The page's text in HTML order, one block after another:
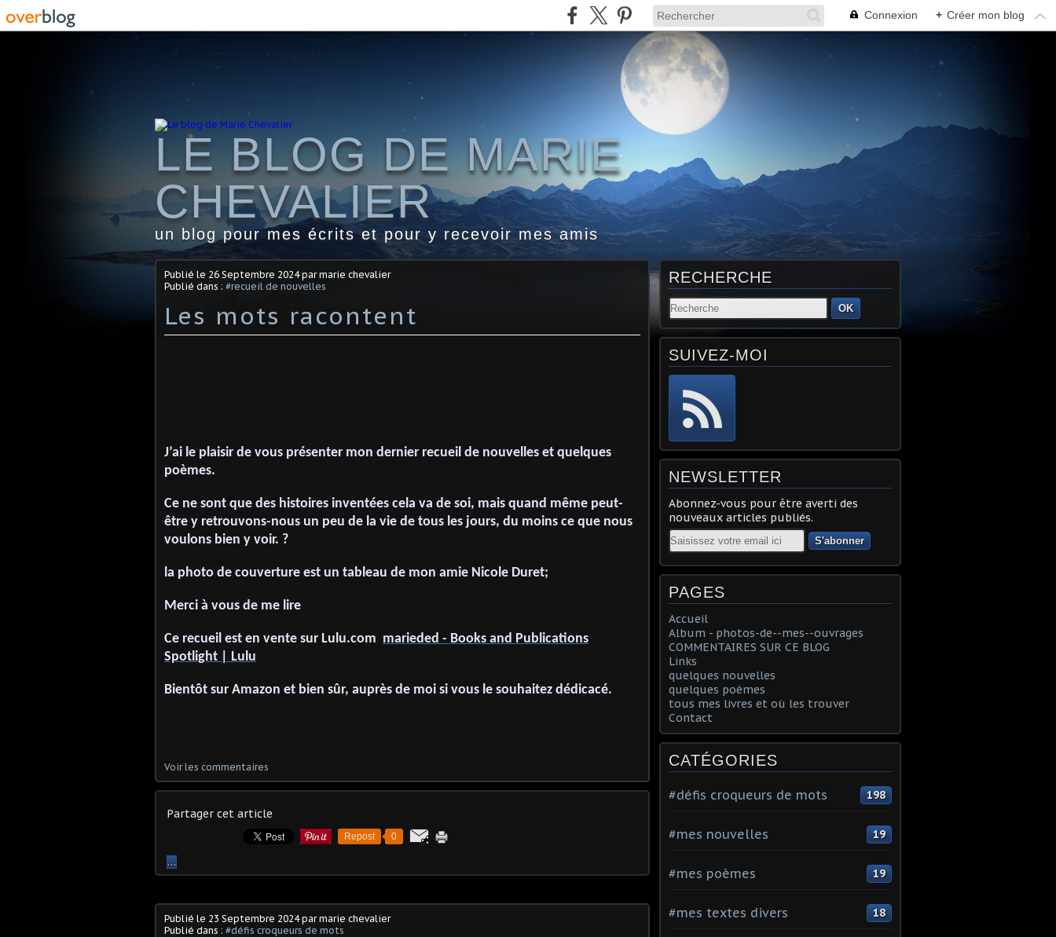
Connexion + Créer mon blog
LE BLOG DE MARIE
CHEVALIER
un blog pour mes écrits et pour y recevoir mes amis
Publié le 26 Septembre 2024par marie chevalier
Publié dans : #recueil de nouvelles
Les mots racontent
J’ai le plaisir de vous présenter mon dernier recueil de nouvelles et quelques
poèmes.
Ce ne sont que des histoires inventées cela va de soi, mais quand même peut-
être y retrouvons-nous un peu de la vie de tous les jours, du moins ce que nous
voulons bien y voir. ?
la photo de couverture est un tableau de mon amie Nicole Duret;
Merci à vous de me lire
Ce recueil est en vente sur Lulu.com marieded - Books and Publications
Spotlight | Lulu
Bientôt sur Amazon et bien sûr, auprès de moi si vous le souhaitez dédicacé.
Voir les commentaires
Partager cet article
Repost 0
…
Publié le 23 Septembre 2024par marie chevalier
Publié dans : #défis croqueurs de mots
RECHERCHE
OK
SUIVEZ-MOI
NEWSLETTER
Abonnez-vous pour être averti des
nouveaux articles publiés.
Email
PAGES
Accueil
Album - photos-de--mes--ouvrages
COMMENTAIRES SUR CE BLOG
Links
quelques nouvelles
quelques poèmes
tous mes livres et où les trouver
Contact
CATÉGORIES
#défis croqueurs de mots 198
#mes nouvelles 19
#mes poèmes 19
#mes textes divers 18